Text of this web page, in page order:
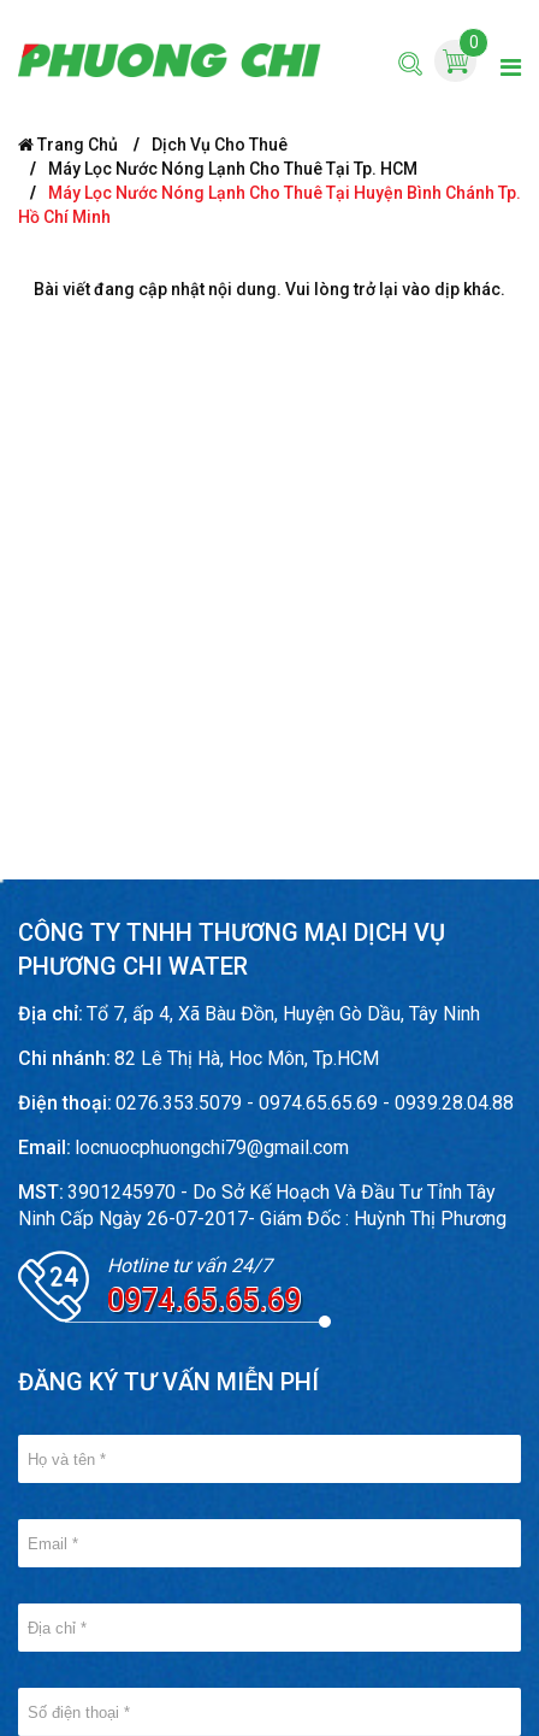
0
Trang Chủ
Dịch Vụ Cho Thuê
Máy Lọc Nước Nóng Lạnh Cho Thuê Tại Tp. HCM
Máy Lọc Nước Nóng Lạnh Cho Thuê Tại Huyện Bình Chánh Tp.
Hồ Chí Minh
Bài viết đang cập nhật nội dung. Vui lòng trở lại vào dịp khác.
CÔNG TY TNHH THƯƠNG MẠI DỊCH VỤ
PHƯƠNG CHI WATER
Địa chỉ: Tổ 7, ấp 4, Xã Bàu Đồn, Huyện Gò Dầu, Tây Ninh
Chi nhánh: 82 Lê Thị Hà, Hoc Môn, Tp.HCM
Điện thoại: 0276.353.5079 - 0974.65.65.69 - 0939.28.04.88
Email: locnuocphuongchi79@gmail.com
MST: 3901245970 - Do Sở Kế Hoạch Và Đầu Tư Tỉnh Tây
Ninh Cấp Ngày 26-07-2017- Giám Đốc : Huỳnh Thị Phương
Hotline tư vấn 24/7
0974.65.65.69
ĐĂNG KÝ TƯ VẤN MIỄN PHÍ